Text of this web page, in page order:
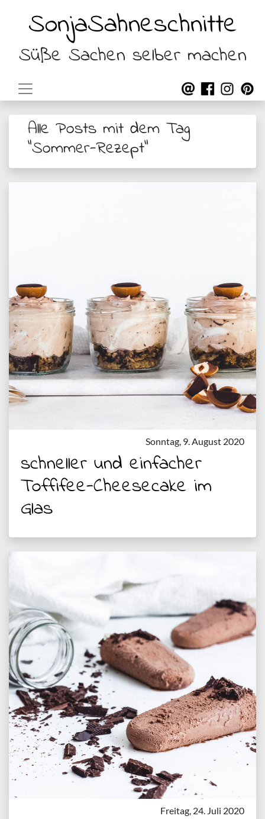
SonjaSahneschnitte
Süße Sachen selber machen
Alle Posts mit dem Tag
"Sommer-Rezept"
Sonntag, 9. August 2020
schneller und einfacher
Toffifee-Cheesecake im
Glas
Freitag, 24. Juli 2020